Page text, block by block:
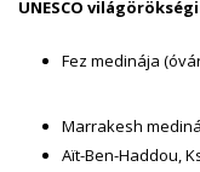
UNESCO
Fez medinája
Marrakesh
Aït-Ben-Haddou,